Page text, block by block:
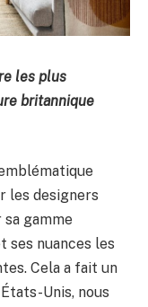
les plus
britannique
les designers
gamme
ses nuances les
Cela a fait un
Unis, nous